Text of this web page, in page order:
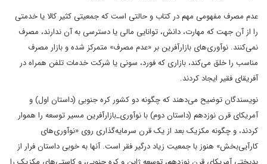
عدم مصرف مفهومی مهم در کتاب و حالتی است که جمعیتی کثیر کالا یا خدمتی
را از آن جهت که مهارت، دانش، توانایی مالی یا دسترسی به آن ندارند، مصرف
نمی‌کنند. نوآوری‌های بازارآفرین بر «عدم مصرف» متمرکز شده و بازار مصرف
مناسب را خلق می‌کند، بازاری که فورد، سونی یا شرکت خدمات تلفن همراه در
آفریقای فقیر ایجاد کردند.
نویسندگان توضیح می‌دهند که چگونه دو کشور کره جنوبی (داستان اول) و
آمریکای قرن نوزدهم (داستان دوم) با نوآوری_بازارآفرین مسیر توسعه را هموار
کردند، و چگونه مکزیک بعد از یک قرن سرمایه‌گذاری روی «نوآوری‌های
کارآیی‌بخش» هنوز با جمعیت زیاد درگیر فقر است. آنها به خوبی داستان فرار از